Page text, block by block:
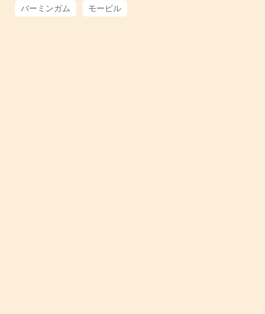
バーミンガム モービル